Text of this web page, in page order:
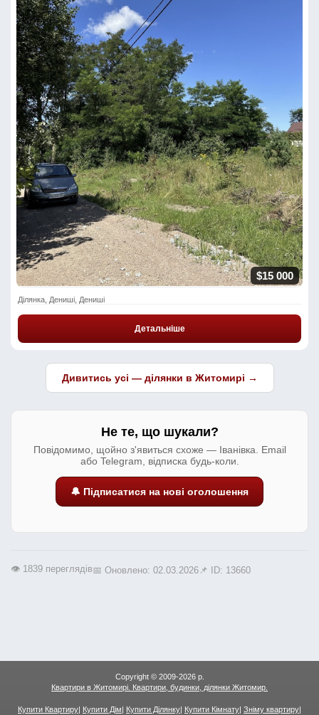
$15 000
Ділянка, Дениші, Дениші
Детальніше
Дивитись усі — ділянки в Житомирі →
Не те, що шукали?
Повідомимо, щойно з'явиться схоже — Іванівка. Email
або Telegram, відписка будь-коли.
🔔 Підписатися на нові оголошення
👁️ 1839 переглядів📅 Оновлено: 02.03.2026 📌 ID: 13660
Copyright © 2009-2026 р.
Квартири в Житомирі. Квартири, будинки, ділянки Житомир.
Купити Квартиру Купити Дім Купити Ділянку Купити Кімнату Зніму квартиру